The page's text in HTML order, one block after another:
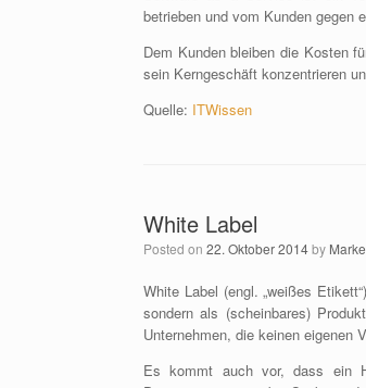
betrieben und vom Kunden gegen
Dem Kunden bleiben die Kosten
sein Kerngeschäft konzentrieren
Quelle: ITWissen
White Label
Posted on 22. Oktober 2014by
White Label (engl. „weißes
sondern als (scheinbares)
Unternehmen, die keinen eigenen
Es kommt auch vor, dass ein